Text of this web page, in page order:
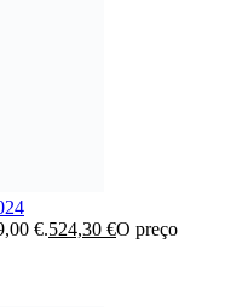
€.524,30 €O preço